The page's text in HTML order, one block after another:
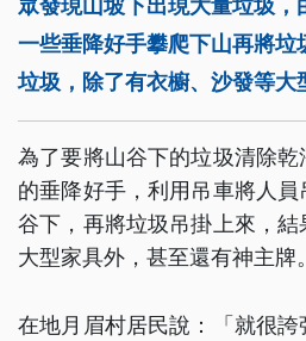
眾發現山坡下出現大量垃圾
一些垂降好手攀爬下山再將垃
垃圾，除了有衣櫥、沙發等大
為了要將山谷下的垃圾清除
的垂降好手，利用吊車將人
谷下，再將垃圾吊掛上來，
大型家具外，甚至還有神主牌。
在地月眉村居民說：「就很誇